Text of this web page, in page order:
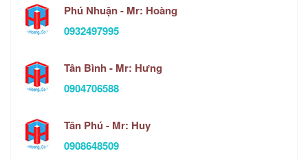
Phú Nhuận - Mr: Hoàng
0932497995
Tân Bình - Mr: Hưng
0904706588
Tân Phú - Mr: Huy
0908648509